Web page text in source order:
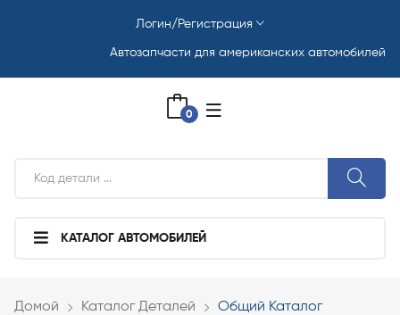
Автозапчасти для американских автомобилей
Логин/Регистрация
0
КАТАЛОГ АВТОМОБИЛЕЙ
Домой Каталог Деталей Общий Каталог